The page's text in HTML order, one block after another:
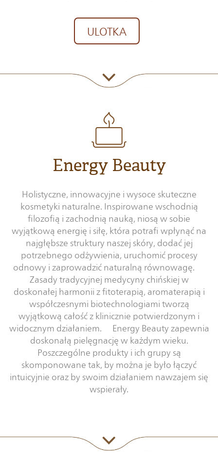
ULOTKA
Energy Beauty
Holistyczne, innowacyjne i wysoce skuteczne
kosmetyki naturalne. Inspirowane wschodnią
filozofią i zachodnią nauką, niosą w sobie
wyjątkową energię i siłę, która potrafi wpłynąć na
najgłębsze struktury naszej skóry, dodać jej
potrzebnego odżywienia, uruchomić procesy
odnowy i zaprowadzić naturalną równowagę.
Zasady tradycyjnej medycyny chińskiej w
doskonałej harmonii z fitoterapią, aromaterapią i
współczesnymi biotechnologiami tworzą
wyjątkową całość z klinicznie potwierdzonym i
widocznym działaniem. Energy Beauty zapewnia
doskonałą pielęgnację w każdym wieku.
Poszczególne produkty i ich grupy są
skomponowane tak, by można je było łączyć
intuicyjnie oraz by swoim działaniem nawzajem się
wspierały.